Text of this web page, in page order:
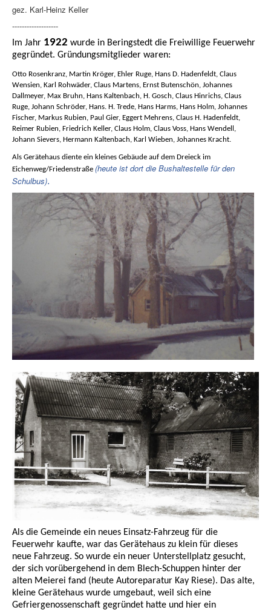
gez. Karl-Heinz Keller
-------------------
Im Jahr 1922 wurde in Beringstedt die Freiwillige Feuerwehr
gegründet. Gründungsmitglieder waren:
Otto Rosenkranz, Martin Kröger, Ehler Ruge, Hans D. Hadenfeldt, Claus
Wensien, Karl Rohwäder, Claus Martens, Ernst Butenschön, Johannes
Dallmeyer, Max Bruhn, Hans Kaltenbach, H. Gosch, Claus Hinrichs, Claus
Ruge, Johann Schröder, Hans. H. Trede, Hans Harms, Hans Holm, Johannes
Fischer, Markus Rubien, Paul Gier, Eggert Mehrens, Claus H. Hadenfeldt,
Reimer Rubien, Friedrich Keller, Claus Holm, Claus Voss, Hans Wendell,
Johann Sievers, Hermann Kaltenbach, Karl Wieben, Johannes Kracht.
Als Gerätehaus diente ein kleines Gebäude auf dem Dreieck im
Eichenweg/Friedenstraße (heute ist dort die Bushaltestelle für den
Schulbus).
Als die Gemeinde ein neues Einsatz-Fahrzeug für die
Feuerwehr kaufte, war das Gerätehaus zu klein für dieses
neue Fahrzeug. So wurde ein neuer Unterstellplatz gesucht,
der sich vorübergehend in dem Blech-Schuppen hinter der
alten Meierei fand (heute Autoreparatur Kay Riese). Das alte,
kleine Gerätehaus wurde umgebaut, weil sich eine
Gefriergenossenschaft gegründet hatte und hier ein